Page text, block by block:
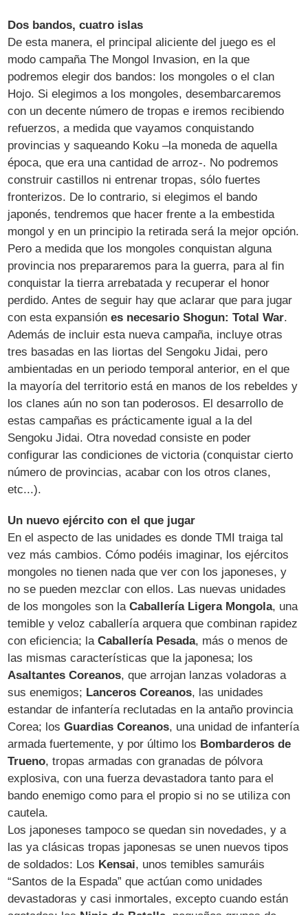
Dos bandos, cuatro islas
De esta manera, el principal aliciente del juego es el
modo campaña The Mongol Invasion, en la que
podremos elegir dos bandos: los mongoles o el clan
Hojo. Si elegimos a los mongoles, desembarcaremos
con un decente número de tropas e iremos recibiendo
refuerzos, a medida que vayamos conquistando
provincias y saqueando Koku –la moneda de aquella
época, que era una cantidad de arroz-. No podremos
construir castillos ni entrenar tropas, sólo fuertes
fronterizos. De lo contrario, si elegimos el bando
japonés, tendremos que hacer frente a la embestida
mongol y en un principio la retirada será la mejor opción.
Pero a medida que los mongoles conquistan alguna
provincia nos prepararemos para la guerra, para al fin
conquistar la tierra arrebatada y recuperar el honor
perdido. Antes de seguir hay que aclarar que para jugar
con esta expansiónes necesario Shogun: Total War.
Además de incluir esta nueva campaña, incluye otras
tres basadas en las liortas del Sengoku Jidai, pero
ambientadas en un periodo temporal anterior, en el que
la mayoría del territorio está en manos de los rebeldes y
los clanes aún no son tan poderosos. El desarrollo de
estas campañas es prácticamente igual a la del
Sengoku Jidai. Otra novedad consiste en poder
configurar las condiciones de victoria (conquistar cierto
número de provincias, acabar con los otros clanes,
etc...).
Un nuevo ejército con el que jugar
En el aspecto de las unidades es donde TMI traiga tal
vez más cambios. Cómo podéis imaginar, los ejércitos
mongoles no tienen nada que ver con los japoneses, y
no se pueden mezclar con ellos. Las nuevas unidades
de los mongoles son laCaballería Ligera Mongola, una
temible y veloz caballería arquera que combinan rapidez
con eficiencia; laCaballería Pesada, más o menos de
las mismas características que la japonesa; los
Asaltantes Coreanos, que arrojan lanzas voladoras a
sus enemigos; Lanceros Coreanos, las unidades
estandar de infantería reclutadas en la antaño provincia
Corea; losGuardias Coreanos, una unidad de infantería
armada fuertemente, y por último los Bombarderos de
Trueno, tropas armadas con granadas de pólvora
explosiva, con una fuerza devastadora tanto para el
bando enemigo como para el propio si no se utiliza con
cautela.
Los japoneses tampoco se quedan sin novedades, y a
las ya clásicas tropas japonesas se unen nuevos tipos
de soldados: Los Kensai, unos temibles samuráis
“Santos de la Espada” que actúan como unidades
devastadoras y casi inmortales, excepto cuando están